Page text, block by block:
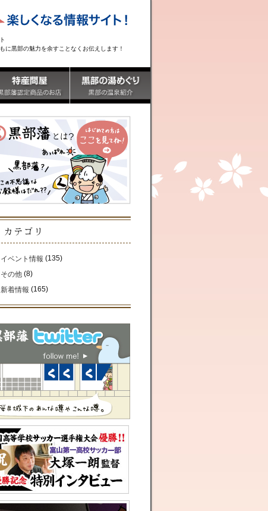
に黒部の魅力を余すことなくお伝えします！
カテゴリ
イベント情報 (135)
その他 (8)
新着情報 (165)